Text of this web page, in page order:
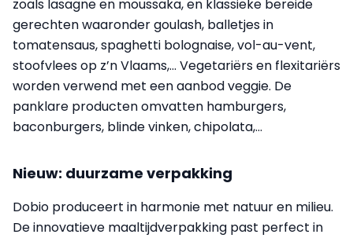
zoals lasagne en moussaka, en klassieke bereide
gerechten waaronder goulash, balletjes in
tomatensaus, spaghetti bolognaise, vol-au-vent,
stoofvlees op z’n Vlaams,... Vegetariërs en flexitariërs
worden verwend met een aanbod veggie. De
panklare producten omvatten hamburgers,
baconburgers, blinde vinken, chipolata,...
Nieuw: duurzame verpakking
Dobio produceert in harmonie met natuur en milieu.
De innovatieve maaltijdverpakking past perfect in